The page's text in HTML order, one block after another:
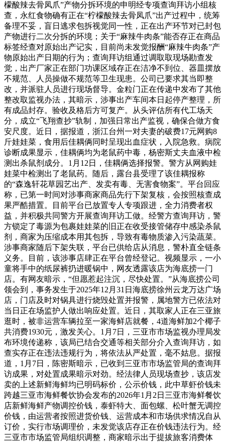
檬酸辣去骨凤爪”产物分拆环境的申明经专项查询拜访小组核
查，永红食物确有正在“柠檬酸辣去骨凤爪”出产过程中，统筹
备理不妥，盲日逃求包拆视觉同一性，正在出产环节对已封包
产物进行二次分拆的环境；关于“麻辣牛肉条”能否存正在商品
标签经查对原始出产记实，目前尚未发觉报酬“麻辣牛肉条”产
物原始出产日期的行为；查询拜访组通过调取取现场勘查发
觉，出产厂家正在部门功课区域存正在洁净不到位、器皿摆放
不规范、人员操做不规范等卫生现患。公司已要求其当即整
改，并派驻人员进行现场督导。金粒门正在传递中发布了其他
整改取监视办法，其暗示，涉事出产车间本日起停产整理，所
有成品封存。验收及格后方可复产。从头评估所有代工场天
分，成立“飞翔查抄”轨制，加强日常出产监视，确保合做方食
安尺度。近日，据报道，浙江台州一对夫妻的破费17元网购8
斤娃娃菜，食用后佳耦俩同时呈现出血症状，入院急救。病院
诊断成果显示，佳耦俩均为老鼠药中毒，杨密斯丈夫血液中检
测出杀鼠剂成分。1月12日，佳耦俩选择报警。警方从网购娃
娃菜中检测出了老鼠药。随后，露台县受理了该佳耦报称
的“森逸轩花草园艺出产、发卖有毒、无害食物案”。平台回应
称，已第一时间对涉事商家商品先行下架复核，会按照核查成
果严酷措置。目前平台已放置专人专项跟进，全力消费者权
益，并积极共同警方开展查询拜访工做。经警方查询拜访，警
方锁定了毒源为包裹娃娃菜的旧正在收受接管储存中感染杀鼠
剂，商家为压缩成本用其包拆，导致有毒物质渗入污染蔬菜。
涉事商家随后下架失联，平台已供给店从消息，警朴直全链条
义务。目前，该涉事店肆正在平台曾经登记。视频显示，一小
童将手中的纸尿裤扔进暖锅中，网友透露该店为海底捞一门
店。有网友暗示，“但愿惹起注沉，尽快处置。”从海底捞公司
领会到，事务发生于2025年12月31日海底捞徐州云龙万达广场
店，门店及时对锅具进行烧毁处置并报警，属地警方已依法对
当日正在场监护人做出响应处置。近日，其取家人正在三亚旅
逛时，被非运营车辆拉至一家海鲜店就餐，4道海鲜加2个椰子
共消费1930元，激发关心。1月7日，三亚市市场监视办理局发
布环境传递称，该局已结合交通等相关部分介入查询拜访，如
查实存正在违法违规行为，将依法从严处置，毫不姑息。据报
道，1月7日，陈密斯暗示，已收到三亚市市场监管局的查询拜
访成果，对处置成果暗示对劲。经法律人员现场查抄，该店发
卖的上述新鲜海鲜均已明码标价，公示价钱，此中草虾价钱未
跨越三亚市海鲜餐饮协会发布的2026年1月2日三亚市海鲜餐饮
店新鲜海鲜产物调控价钱，泰虾特大、面包螺、松叶蟹无调控
价钱，由运营者按照进货价钱、运营成本和市场供求情况自从
订价，实行市场调理价，未发觉该店存正在价钱违法行为。经
三亚市市场监管局组织调整，商家暗示出于提拔旅客消费体